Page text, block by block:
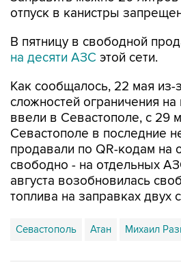
отпуск в канистры
В пятницу в свободной
на десяти АЗС этой сети.
Как сообщалось, 22 мая из-
сложностей ограничения
ввели в Севастополе, с 29
Севастополе в последние
продавали по QR-кодам на
свободно - на отдельных
августа возобновилась
топлива на заправках двух
Севастополь Атан Михаил